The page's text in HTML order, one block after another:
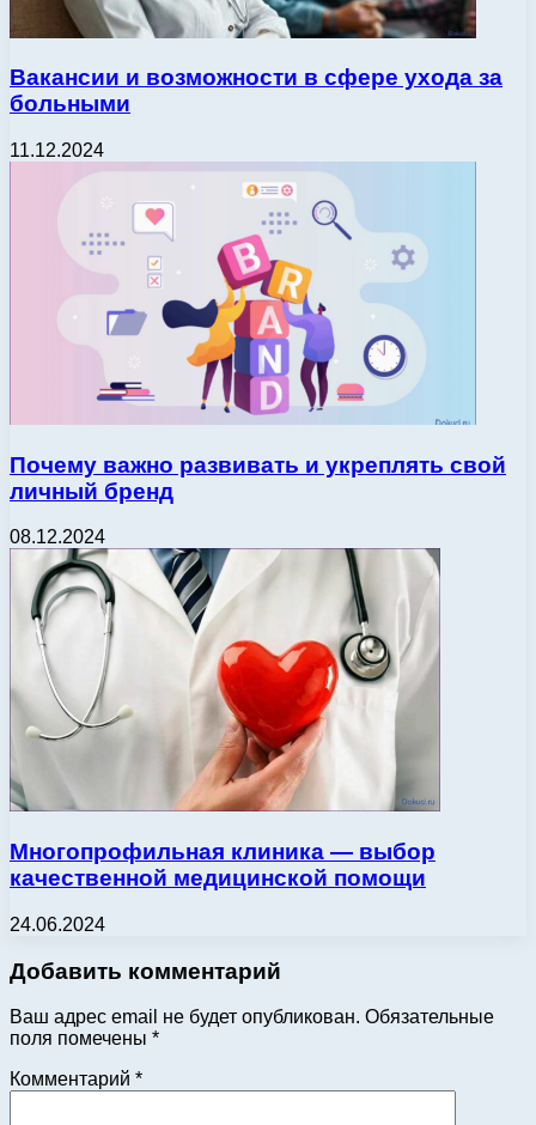
Вакансии и возможности в сфере ухода за
больными
11.12.2024
Почему важно развивать и укреплять свой
личный бренд
08.12.2024
Многопрофильная клиника — выбор
качественной медицинской помощи
24.06.2024
Добавить комментарий
Ваш адрес email не будет опубликован. Обязательные
поля помечены *
Комментарий *